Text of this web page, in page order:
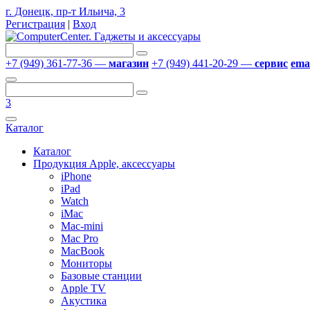
г. Донецк, пр-т Ильича, 3
Регистрация | Вход
+7 (949) 361-77-36 — магазин +7 (949) 441-20-29 — сервис
3
Каталог
Каталог
Продукция Apple, аксессуары
iPhone
iPad
Watch
iMac
Mac-mini
Mac Pro
MacBook
Мониторы
Базовые станции
Apple TV
Акустика